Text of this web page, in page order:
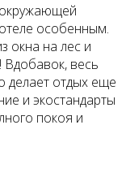
особенным.
окна на лес и
Вдобавок, весь
делает отдых еще
и экостандарты
покоя и